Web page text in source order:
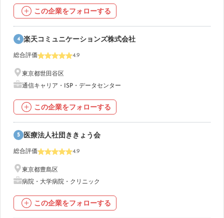
この企業をフォローする
4 楽天コミュニケーションズ株式会社
総合評価 4.9
東京都世田谷区
通信キャリア・ISP・データセンター
この企業をフォローする
5 医療法人社団ききょう会
総合評価 4.9
東京都豊島区
病院・大学病院・クリニック
この企業をフォローする